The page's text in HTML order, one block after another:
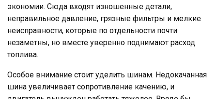
экономии. Сюда входят изношенные детали,
неправильное давление, грязные фильтры и мелкие
неисправности, которые по отдельности почти
незаметны, но вместе уверенно поднимают расход
топлива.
Особое внимание стоит уделить шинам. Недокачанная
шина увеличивает сопротивление качению, и